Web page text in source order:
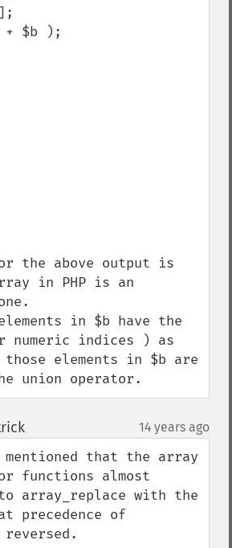
+ $b );
the above output is
in PHP is an
in $b have the
numeric indices ) as
elements in $b are
union operator.
¶ 14 years ago
that the array
functions almost
array_replace with the
precedence of
reversed.